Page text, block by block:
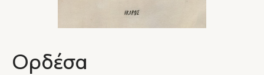
Ορδέσα